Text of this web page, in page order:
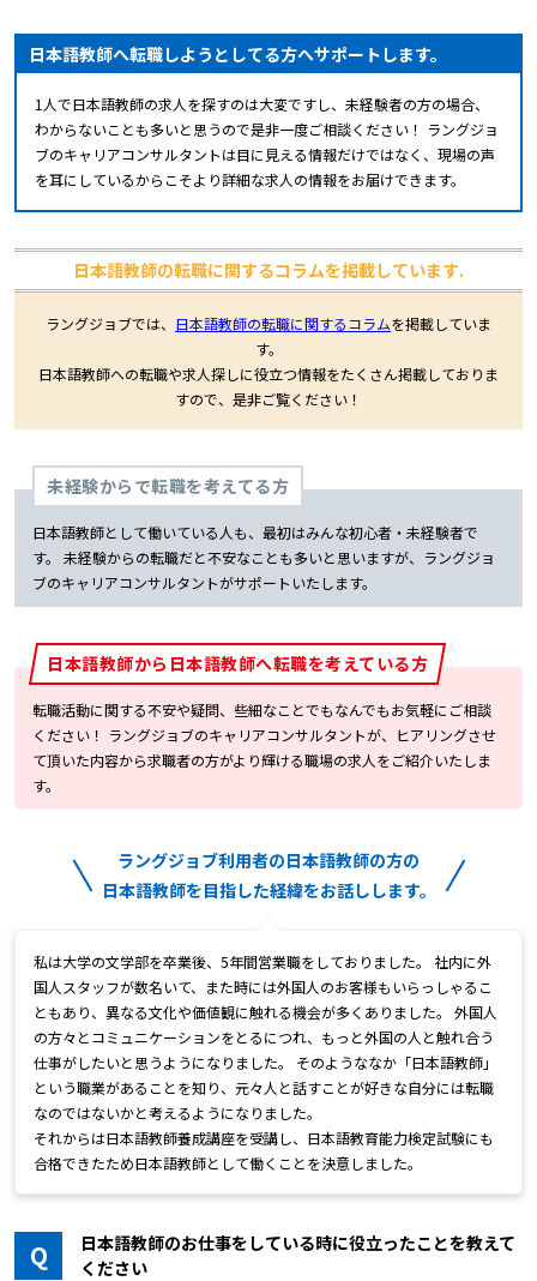
日本語教師へ転職しようとしてる方へサポートします。
1人で日本語教師の求人を探すのは大変ですし、未経験者の方の場合、
わからないことも多いと思うので是非一度ご相談ください！ ラングジョ
ブのキャリアコンサルタントは目に見える情報だけではなく、現場の声
を耳にしているからこそより詳細な求人の情報をお届けできます。
日本語教師の転職に関するコラムを掲載しています.
ラングジョブでは、 日本語教師の転職に関するコラムを掲載していま
す。
日本語教師への転職や求人探しに役立つ情報をたくさん掲載しておりま
すので、是非ご覧ください！
未経験からで転職を考えてる方
日本語教師として働いている人も、最初はみんな初心者・未経験者で
す。 未経験からの転職だと不安なことも多いと思いますが、ラングジョ
ブのキャリアコンサルタントがサポートいたします。
日本語教師から日本語教師へ転職を考えている方
転職活動に関する不安や疑問、些細なことでもなんでもお気軽にご相談
ください！ ラングジョブのキャリアコンサルタントが、ヒアリングさせ
て頂いた内容から求職者の方がより輝ける職場の求人をご紹介いたしま
す。
ラングジョブ利用者の日本語教師の方の
日本語教師を目指した経緯をお話しします。
私は大学の文学部を卒業後、5年間営業職をしておりました。 社内に外
国人スタッフが数名いて、また時には外国人のお客様もいらっしゃるこ
ともあり、異なる文化や価値観に触れる機会が多くありました。 外国人
の方々とコミュニケーションをとるにつれ、もっと外国の人と触れ合う
仕事がしたいと思うようになりました。 そのようななか「日本語教師」
という職業があることを知り、元々人と話すことが好きな自分には転職
なのではないかと考えるようになりました。
それからは日本語教師養成講座を受講し、日本語教育能力検定試験にも
合格できたため日本語教師として働くことを決意しました。
Q
日本語教師のお仕事をしている時に役立ったことを教えて
ください